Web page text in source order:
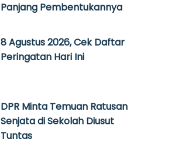
Panjang Pembentukannya
8 Agustus 2026, Cek Daftar
Peringatan Hari Ini
DPR Minta Temuan Ratusan
Senjata di Sekolah Diusut
Tuntas